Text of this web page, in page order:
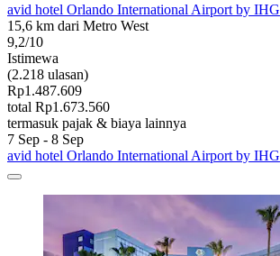
avid hotel Orlando International Airport by IHG
15,6 km dari Metro West
9,2/10
Istimewa
(2.218 ulasan)
Rp1.487.609
total Rp1.673.560
termasuk pajak & biaya lainnya
7 Sep - 8 Sep
avid hotel Orlando International Airport by IHG